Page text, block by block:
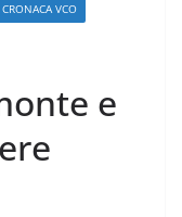
CRONACA VCO
e